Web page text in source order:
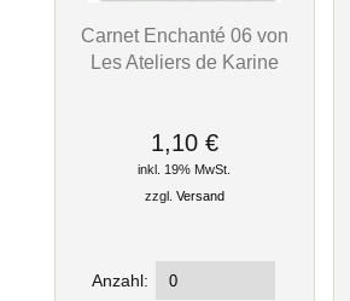
Carnet Enchanté 06 von
Les Ateliers de Karine
1,10 €
inkl. 19% MwSt.
zzgl. Versand
Anzahl: